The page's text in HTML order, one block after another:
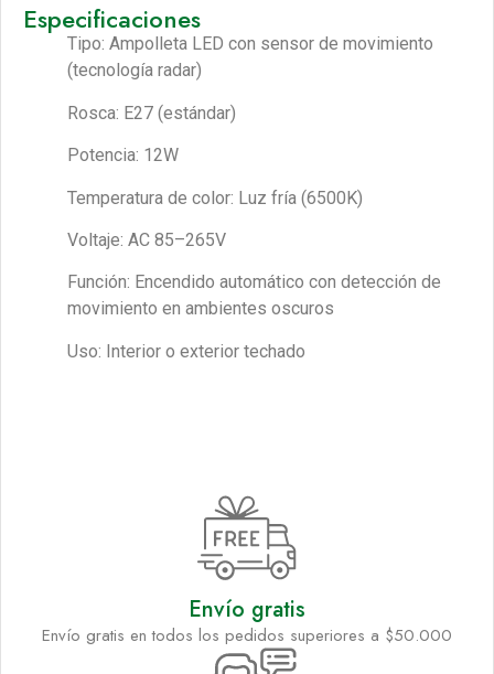
Especificaciones
Tipo: Ampolleta LED con sensor de movimiento
(tecnología radar)
Rosca: E27 (estándar)
Potencia: 12W
Temperatura de color: Luz fría (6500K)
Voltaje: AC 85–265V
Función: Encendido automático con detección de
movimiento en ambientes oscuros
Uso: Interior o exterior techado
Envío gratis
Envío gratis en todos los pedidos superiores a $50.000